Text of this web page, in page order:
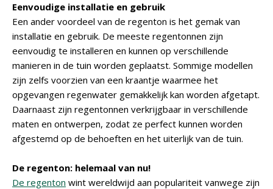
Eenvoudige installatie en gebruik
Een ander voordeel van de regenton is het gemak van
installatie en gebruik. De meeste regentonnen zijn
eenvoudig te installeren en kunnen op verschillende
manieren in de tuin worden geplaatst. Sommige modellen
zijn zelfs voorzien van een kraantje waarmee het
opgevangen regenwater gemakkelijk kan worden afgetapt.
Daarnaast zijn regentonnen verkrijgbaar in verschillende
maten en ontwerpen, zodat ze perfect kunnen worden
afgestemd op de behoeften en het uiterlijk van de tuin.
De regenton: helemaal van nu!
De regenton wint wereldwijd aan populariteit vanwege zijn